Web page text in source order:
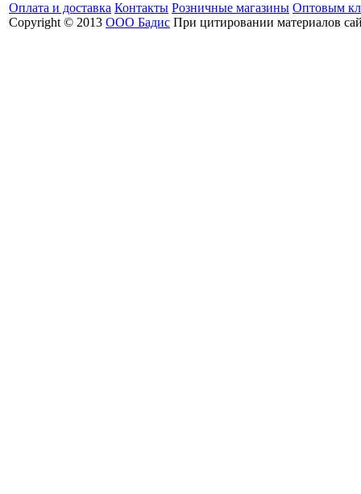
Оплата и доставка Контакты Розничные магазины Оптовым
Copyright © 2013 ООО Бадис При цитировании материалов